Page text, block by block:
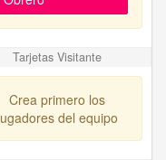
Tarjetas Visitante
Crea primero los
del equipo